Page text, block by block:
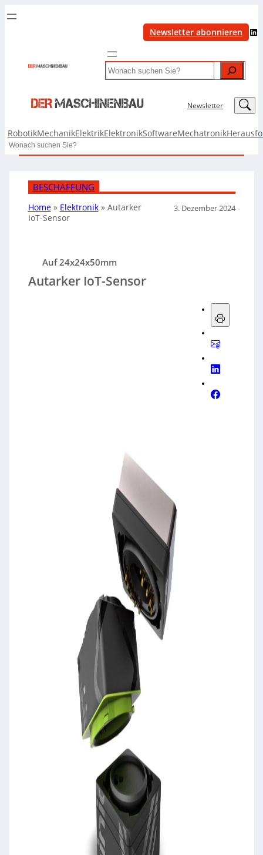
Newsletter abonnieren LinkedIn
Search
Newsletter LinkedIn
RobotikMechanikElektrikElektronikSoftwareMechatronik
Search
BESCHAFFUNG
Home» Elektronik» Autarker
IoT-Sensor
3. Dezember 2024
Auf 24x24x50mm
Autarker IoT-Sensor